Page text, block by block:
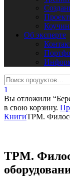
Об эксперте
1
Вы отложили
в свою корзину.
КнигиTPM.
TPM.